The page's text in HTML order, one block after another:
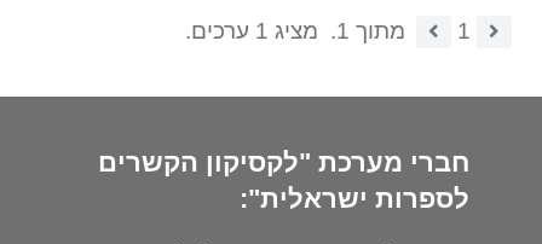
1 מתוך 1. מציג 1 ערכים.
חברי מערכת "לקסיקון הקשרים
לספרות ישראלית":